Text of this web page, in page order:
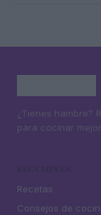
¿Tienes hambre?
para cocinar
Recetas
Consejos de